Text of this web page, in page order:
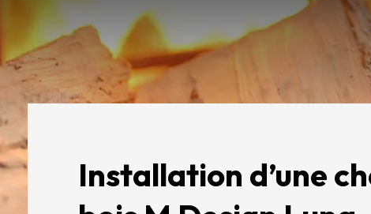
Installation d’une